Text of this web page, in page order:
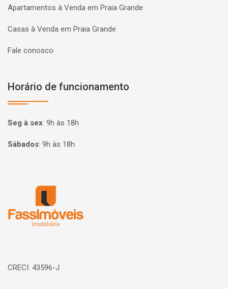
Apartamentos à Venda em Praia Grande
Casas à Venda em Praia Grande
Fale conosco
Horário de funcionamento
Seg à sex: 9h às 18h
Sábados: 9h às 18h
CRECI: 43596-J